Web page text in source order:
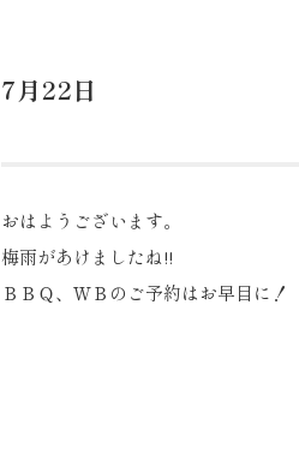
7月22日
おはようございます。
梅雨があけましたね!!
ＢＢＱ、ＷＢのご予約はお早目に！